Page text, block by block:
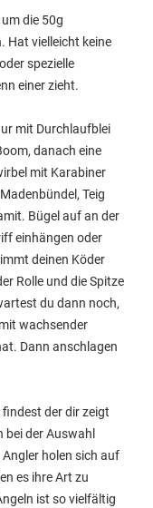
die 50g
Hat vielleicht keine
spezielle
einer zieht.
mit Durchlaufblei
danach eine
mit Karabiner
Teig
Bügel auf an der
einhängen oder
deinen Köder
Rolle und die Spitze
du dann noch,
wachsender
Dann anschlagen
der dir zeigt
der Auswahl
holen sich auf
es ihre Art zu
ist so vielfältig